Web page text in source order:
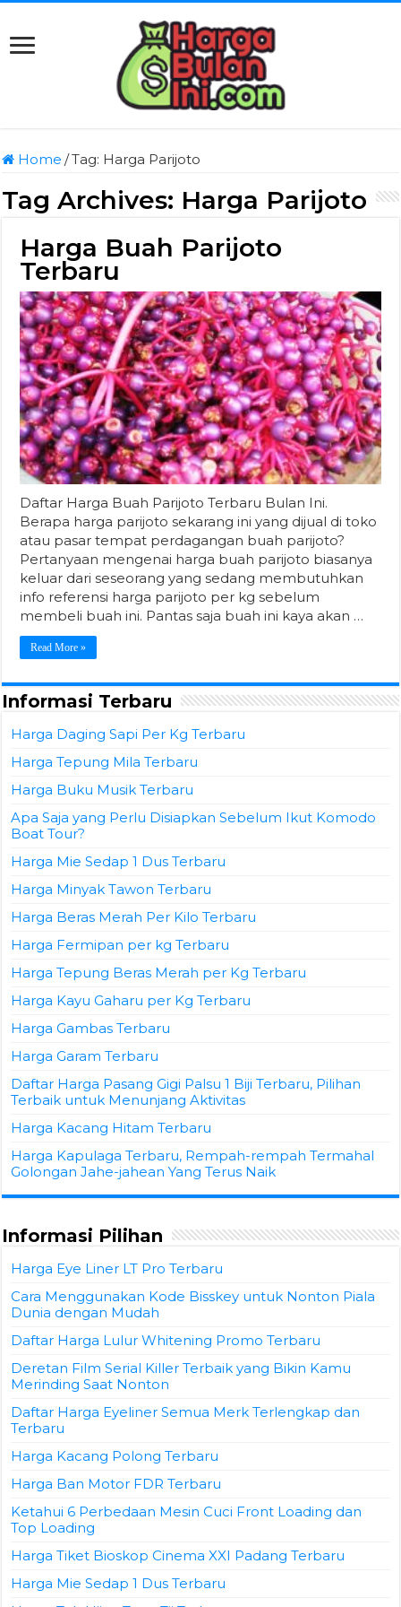
Home /Tag: Harga Parijoto
Tag Archives: Harga Parijoto
Harga Buah Parijoto
Terbaru
Daftar Harga Buah Parijoto Terbaru Bulan Ini.
Berapa harga parijoto sekarang ini yang dijual di toko
atau pasar tempat perdagangan buah parijoto?
Pertanyaan mengenai harga buah parijoto biasanya
keluar dari seseorang yang sedang membutuhkan
info referensi harga parijoto per kg sebelum
membeli buah ini. Pantas saja buah ini kaya akan …
Read More »
Informasi Terbaru
Harga Daging Sapi Per Kg Terbaru
Harga Tepung Mila Terbaru
Harga Buku Musik Terbaru
Apa Saja yang Perlu Disiapkan Sebelum Ikut Komodo
Boat Tour?
Harga Mie Sedap 1 Dus Terbaru
Harga Minyak Tawon Terbaru
Harga Beras Merah Per Kilo Terbaru
Harga Fermipan per kg Terbaru
Harga Tepung Beras Merah per Kg Terbaru
Harga Kayu Gaharu per Kg Terbaru
Harga Gambas Terbaru
Harga Garam Terbaru
Daftar Harga Pasang Gigi Palsu 1 Biji Terbaru, Pilihan
Terbaik untuk Menunjang Aktivitas
Harga Kacang Hitam Terbaru
Harga Kapulaga Terbaru, Rempah-rempah Termahal
Golongan Jahe-jahean Yang Terus Naik
Informasi Pilihan
Harga Eye Liner LT Pro Terbaru
Cara Menggunakan Kode Bisskey untuk Nonton Piala
Dunia dengan Mudah
Daftar Harga Lulur Whitening Promo Terbaru
Deretan Film Serial Killer Terbaik yang Bikin Kamu
Merinding Saat Nonton
Daftar Harga Eyeliner Semua Merk Terlengkap dan
Terbaru
Harga Kacang Polong Terbaru
Harga Ban Motor FDR Terbaru
Ketahui 6 Perbedaan Mesin Cuci Front Loading dan
Top Loading
Harga Tiket Bioskop Cinema XXI Padang Terbaru
Harga Mie Sedap 1 Dus Terbaru